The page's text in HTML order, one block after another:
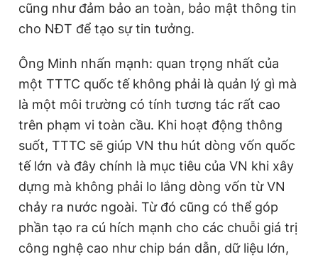
cũng như đảm bảo an toàn, bảo mật thông tin
cho NĐT để tạo sự tin tưởng.
Ông Minh nhấn mạnh: quan trọng nhất của
một TTTC quốc tế không phải là quản lý gì mà
là một môi trường có tính tương tác rất cao
trên phạm vi toàn cầu. Khi hoạt động thông
suốt, TTTC sẽ giúp VN thu hút dòng vốn quốc
tế lớn và đây chính là mục tiêu của VN khi xây
dựng mà không phải lo lắng dòng vốn từ VN
chảy ra nước ngoài. Từ đó cũng có thể góp
phần tạo ra cú hích mạnh cho các chuỗi giá trị
công nghệ cao như chip bán dẫn, dữ liệu lớn,